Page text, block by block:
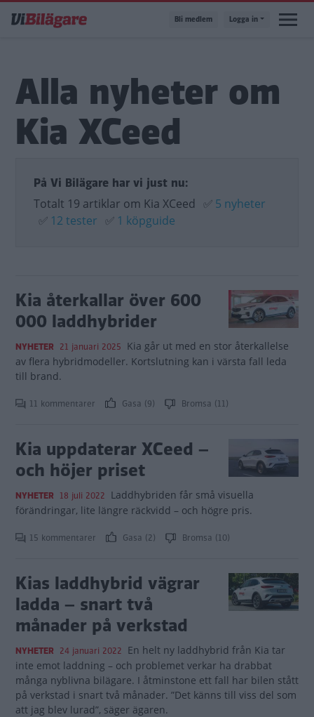
till
Bli medlem Logga in
Alla nyheter om
Kia XCeed
På Vi Bilägare har vi just nu:
Totalt 19 artiklar om Kia XCeed ✅ 5 nyheter
✅ 12 tester ✅ 1 köpguide
Kia återkallar över 600
000 laddhybrider
NYHETER 21 januari 2025 Kia går ut med en stor återkallelse
av flera hybridmodeller. Kortslutning kan i värsta fall leda
till brand.
11 kommentarer Gasa (9) Bromsa (11)
Kia uppdaterar XCeed –
och höjer priset
NYHETER 18 juli 2022 Laddhybriden får små visuella
förändringar, lite längre räckvidd – och högre pris.
15 kommentarer Gasa (2) Bromsa (10)
Kias laddhybrid vägrar
ladda – snart två
månader på verkstad
NYHETER 24 januari 2022 En helt ny laddhybrid från Kia tar
inte emot laddning – och problemet verkar ha drabbat
många nyblivna bilägare. I åtminstone ett fall har bilen stått
på verkstad i snart två månader. ”Det känns till viss del som
att jag blev lurad”, säger ägaren.